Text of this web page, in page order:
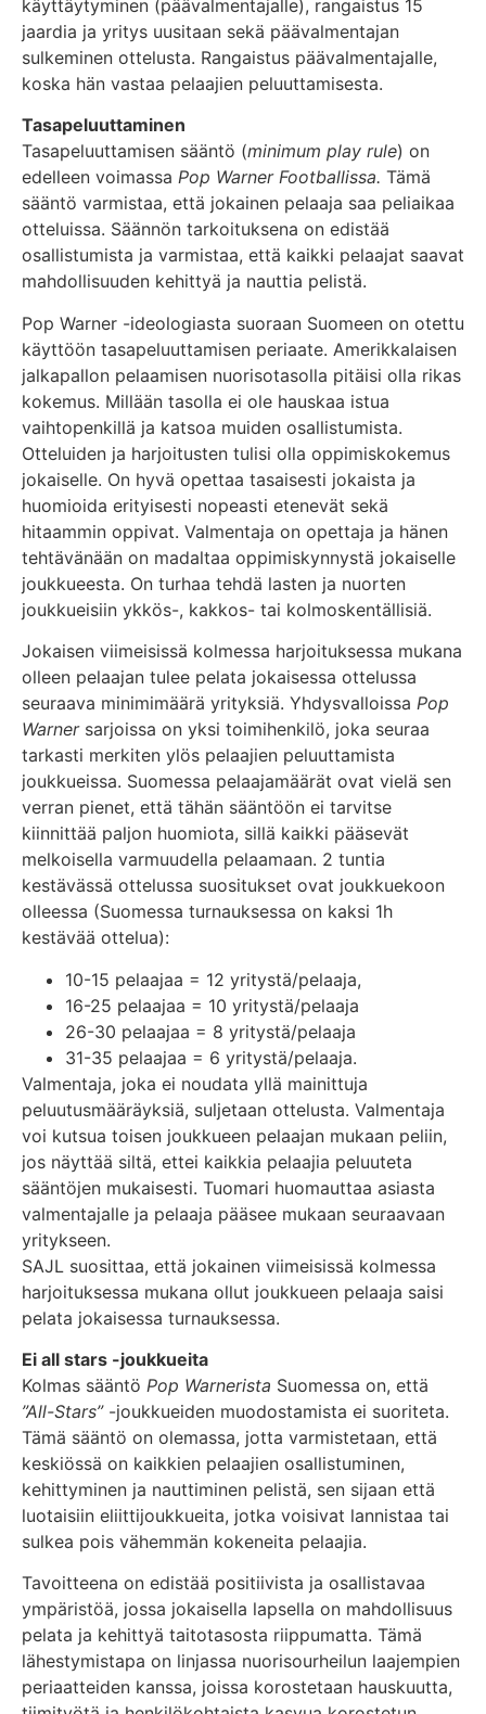
käyttäytyminen (päävalmentajalle), rangaistus 15
jaardia ja yritys uusitaan sekä päävalmentajan
sulkeminen ottelusta. Rangaistus päävalmentajalle,
koska hän vastaa pelaajien peluuttamisesta.
Tasapeluuttaminen
Tasapeluuttamisen sääntö (minimum play rule) on
edelleen voimassa Pop Warner Footballissa. Tämä
sääntö varmistaa, että jokainen pelaaja saa peliaikaa
otteluissa. Säännön tarkoituksena on edistää
osallistumista ja varmistaa, että kaikki pelaajat saavat
mahdollisuuden kehittyä ja nauttia pelistä.
Pop Warner -ideologiasta suoraan Suomeen on otettu
käyttöön tasapeluuttamisen periaate. Amerikkalaisen
jalkapallon pelaamisen nuorisotasolla pitäisi olla rikas
kokemus. Millään tasolla ei ole hauskaa istua
vaihtopenkillä ja katsoa muiden osallistumista.
Otteluiden ja harjoitusten tulisi olla oppimiskokemus
jokaiselle. On hyvä opettaa tasaisesti jokaista ja
huomioida erityisesti nopeasti etenevät sekä
hitaammin oppivat. Valmentaja on opettaja ja hänen
tehtävänään on madaltaa oppimiskynnystä jokaiselle
joukkueesta. On turhaa tehdä lasten ja nuorten
joukkueisiin ykkös-, kakkos- tai kolmoskentällisiä.
Jokaisen viimeisissä kolmessa harjoituksessa mukana
olleen pelaajan tulee pelata jokaisessa ottelussa
seuraava minimimäärä yrityksiä. Yhdysvalloissa Pop
Warnersarjoissa on yksi toimihenkilö, joka seuraa
tarkasti merkiten ylös pelaajien peluuttamista
joukkueissa. Suomessa pelaajamäärät ovat vielä sen
verran pienet, että tähän sääntöön ei tarvitse
kiinnittää paljon huomiota, sillä kaikki pääsevät
melkoisella varmuudella pelaamaan. 2 tuntia
kestävässä ottelussa suositukset ovat joukkuekoon
olleessa (Suomessa turnauksessa on kaksi 1h
kestävää ottelua):
10-15 pelaajaa = 12 yritystä/pelaaja,
16-25 pelaajaa = 10 yritystä/pelaaja
26-30 pelaajaa = 8 yritystä/pelaaja
31-35 pelaajaa = 6 yritystä/pelaaja.
Valmentaja, joka ei noudata yllä mainittuja
peluutusmääräyksiä, suljetaan ottelusta. Valmentaja
voi kutsua toisen jouk­kueen pelaajan mukaan peliin,
jos näyttää siltä, ettei kaikkia pelaajia peluuteta
sääntöjen mukai­sesti. Tuomari huomauttaa asiasta
valmentajalle ja pelaaja pääsee mukaan seuraavaan
yritykseen.
SAJL suosittaa, että jokainen viimeisissä kolmessa
harjoituksessa mukana ollut joukkueen pelaaja saisi
pelata jokaisessa turnauksessa.
Ei all stars -joukkueita
Kolmas sääntö Pop Warnerista Suomessa on, että
”All-Stars”-joukkueiden muodostamista ei suoriteta.
Tämä sääntö on olemassa, jotta varmistetaan, että
keskiössä on kaikkien pelaajien osallistuminen,
kehittyminen ja nauttiminen pelistä, sen sijaan että
luotaisiin eliittijoukkueita, jotka voisivat lannistaa tai
sulkea pois vähemmän kokeneita pelaajia.
Tavoitteena on edistää positiivista ja osallistavaa
ympäristöä, jossa jokaisella lapsella on mahdollisuus
pelata ja kehittyä taitotasosta riippumatta. Tämä
lähestymistapa on linjassa nuorisourheilun laajempien
periaatteiden kanssa, joissa korostetaan hauskuutta,